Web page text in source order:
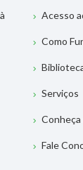
Acesso
Como
Serviços
Fale